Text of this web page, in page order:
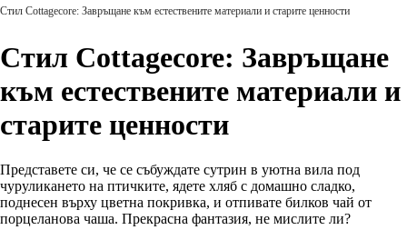
Стил Cottagecore: Завръщане към естествените материали и старите ценности
Стил Cottagecore: Завръщане
към естествените материали и
старите ценности
Представете си, че се събуждате сутрин в уютна вила под
чуруликането на птичките, ядете хляб с домашно сладко,
поднесен върху цветна покривка, и отпивате билков чай от
порцеланова чаша. Прекрасна фантазия, не мислите ли?